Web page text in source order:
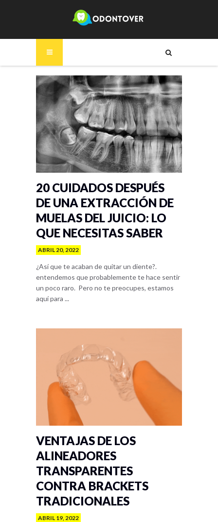
20 CUIDADOS DESPUÉS
DE UNA EXTRACCIÓN DE
MUELAS DEL JUICIO: LO
QUE NECESITAS SABER
ABRIL 20, 2022
¿Así que te acaban de quitar un diente?.
entendemos que probablemente te hace sentir
un poco raro. Pero no te preocupes, estamos
aquí para ...
VENTAJAS DE LOS
ALINEADORES
TRANSPARENTES
CONTRA BRACKETS
TRADICIONALES
ABRIL 19, 2022